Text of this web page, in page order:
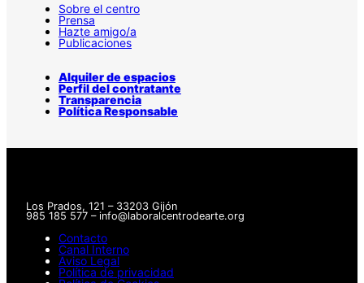
Sobre el centro
Prensa
Hazte amigo/a
Publicaciones
Alquiler de espacios
Perfil del contratante
Transparencia
Política Responsable
Los Prados, 121 – 33203 Gijón
985 185 577 – info@laboralcentrodearte.org
Contacto
Canal Interno
Aviso Legal
Política de privacidad